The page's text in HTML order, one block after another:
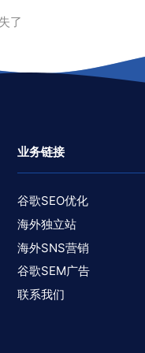
了
业务链接
谷歌SEO优化
海外独立站
海外SNS营销
谷歌SEM广告
联系我们